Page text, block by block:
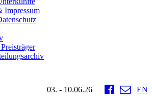
Impressum
03. - 10.06.26 EN